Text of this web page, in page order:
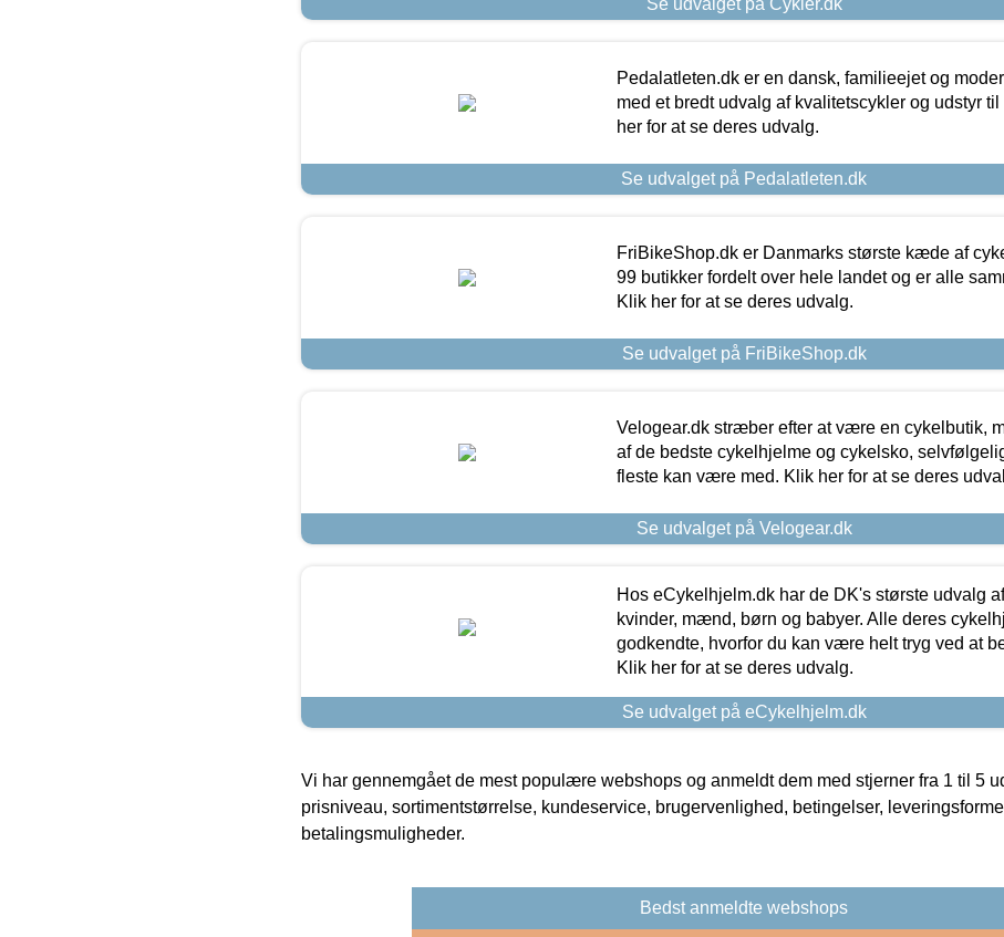
Se udvalget på Cykler.dk
Pedalatleten.dk er en dansk, familieejet og
med et bredt udvalg af kvalitetscykler og udstyr
her for at se deres udvalg.
Se udvalget på Pedalatleten.dk
FriBikeShop.dk er Danmarks største kæde af
99 butikker fordelt over hele landet og er alle
Klik her for at se deres udvalg.
Se udvalget på FriBikeShop.dk
Velogear.dk stræber efter at være en cykelbutik,
af de bedste cykelhjelme og cykelsko,
fleste kan være med. Klik her for at se deres
Se udvalget på Velogear.dk
Hos eCykelhjelm.dk har de DK's største udvalg
kvinder, mænd, børn og babyer. Alle deres
godkendte, hvorfor du kan være helt tryg ved at
Klik her for at se deres udvalg.
Se udvalget på eCykelhjelm.dk
Vi har gennemgået de mest populære webshops og anmeldt dem med stjerner fra 1 til 5
prisniveau, sortimentstørrelse, kundeservice, brugervenlighed, betingelser,
betalingsmuligheder.
Bedst anmeldte webshops